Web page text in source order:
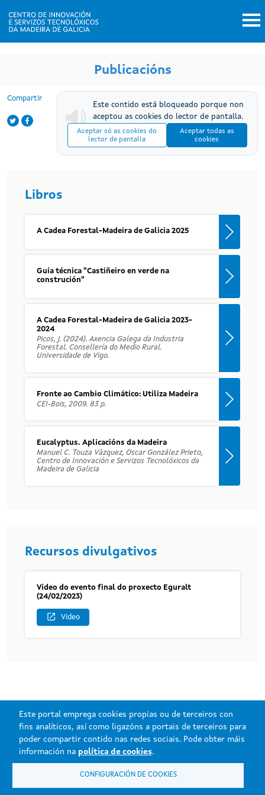
Este portal emprega cookies propias ou de terceiros con
fins analíticos, así como ligazóns a portais de terceiros para
poder compartir contido nas redes sociais. Pode obter máis
información na política de cookies.
CONFIGURACIÓN DE COOKIES
Publicacións
Compartir
Este contido está bloqueado porque non
aceptou as cookies do lector de pantalla.
Aceptar só as cookies do
lector de pantalla
Aceptar todas as
cookies
Libros
A Cadea Forestal-Madeira de Galicia 2025
Guía técnica "Castiñeiro en verde na
construción"
A Cadea Forestal-Madeira de Galicia 2023-
2024
Picos, J. (2024). Axencia Galega da Industria
Forestal. Consellería do Medio Rural.
Universidade de Vigo.
Fronte ao Cambio Climático: Utiliza Madeira
CEI-Bois, 2009. 83 p.
Eucalyptus. Aplicacións da Madeira
Manuel C. Touza Vázquez, Oscar González Prieto,
Centro de Innovación e Servizos Tecnolóxicos da
Madeira de Galicia
Recursos divulgativos
Vídeo do evento final do proxecto Eguralt
(24/02/2023)
Video
Información mantida e publicada na internet pola Axencia da Industria